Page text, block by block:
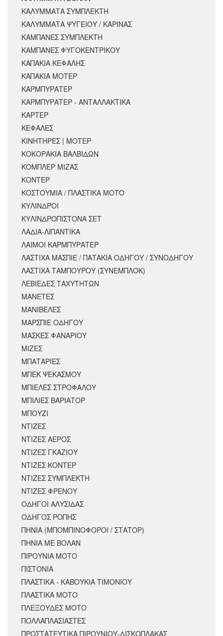
ΚΑΛΥΜΜΑΤΑ ΣΥΜΠΛΕΚΤΗ
ΚΑΛΥΜΜΑΤΑ ΨΥΓΕΙΟΥ / ΚΑΡΙΝΑΣ
ΚΑΜΠΑΝΕΣ ΣΥΜΠΛΕΚΤΗ
ΚΑΜΠΑΝΕΣ ΦΥΓΟΚΕΝΤΡΙΚΟΥ
ΚΑΠΑΚΙΑ ΚΕΦΑΛΗΣ
ΚΑΠΑΚΙΑ ΜΟΤΕΡ
ΚΑΡΜΠΥΡΑΤΕΡ
ΚΑΡΜΠΥΡΑΤΕΡ - ΑΝΤΑΛΛΑΚΤΙΚΑ
ΚΑΡΤΕΡ
ΚΕΦΑΛΕΣ
ΚΙΝΗΤΗΡΕΣ | ΜΟΤΕΡ
ΚΟΚΟΡΑΚΙΑ ΒΑΛΒΙΔΩΝ
ΚΟΜΠΛΕΡ ΜΙΖΑΣ
ΚΟΝΤΕΡ
ΚΟΣΤΟΥΜΙΑ / ΠΛΑΣΤΙΚΑ ΜΟΤΟ
ΚΥΛΙΝΔΡΟΙ
ΚΥΛΙΝΔΡΟΠΙΣΤΟΝΑ ΣΕΤ
ΛΑΔΙΑ-ΛΙΠΑΝΤΙΚΑ
ΛΑΙΜΟΙ ΚΑΡΜΠΥΡΑΤΕΡ
ΛΑΣΤΙΧΑ ΜΑΣΠΙΕ / ΠΑΤΑΚΙΑ ΟΔΗΓΟΥ / ΣΥΝΟΔΗΓΟΥ
ΛΑΣΤΙΧΑ ΤΑΜΠΟΥΡΟΥ (ΣΥΝΕΜΠΛΟΚ)
ΛΕΒΙΕΔΕΣ ΤΑΧΥΤΗΤΩΝ
ΜΑΝΕΤΕΣ
ΜΑΝΙΒΕΛΕΣ
ΜΑΡΣΠΙΕ ΟΔΗΓΟΥ
ΜΑΣΚΕΣ ΦΑΝΑΡΙΟΥ
ΜΙΖΕΣ
ΜΠΑΤΑΡΙΕΣ
ΜΠΕΚ ΨΕΚΑΣΜΟΥ
ΜΠΙΕΛΕΣ ΣΤΡΟΦΑΛΟΥ
ΜΠΙΛΙΕΣ ΒΑΡΙΑΤΟΡ
ΜΠΟΥΖΙ
ΝΤΙΖΕΣ
ΝΤΙΖΕΣ ΑΕΡΟΣ
ΝΤΙΖΕΣ ΓΚΑΖΙΟΥ
ΝΤΙΖΕΣ ΚΟΝΤΕΡ
ΝΤΙΖΕΣ ΣΥΜΠΛΕΚΤΗ
ΝΤΙΖΕΣ ΦΡΕΝΟΥ
ΟΔΗΓΟΙ ΑΛΥΣΙΔΑΣ
ΟΔΗΓΟΣ ΡΟΠΗΣ
ΠΗΝΙΑ (ΜΠΟΜΠΙΝΟΦΟΡΟΙ / ΣΤΑΤΟΡ)
ΠΗΝΙΑ ΜΕ ΒΟΛΑΝ
ΠΙΡΟΥΝΙΑ ΜΟΤΟ
ΠΙΣΤΟΝΙΑ
ΠΛΑΣΤΙΚΑ - ΚΑΒΟΥΚΙΑ ΤΙΜΟΝΙΟΥ
ΠΛΑΣΤΙΚΑ ΜΟΤΟ
ΠΛΕΞΟΥΔΕΣ ΜΟΤΟ
ΠΟΛΛΑΠΛΑΣΙΑΣΤΕΣ
ΠΡΟΣΤΑΤΕΥΤΙΚΑ ΠΙΡΟΥΝΙΟΥ-ΔΙΣΚΟΠΛΑΚΑΣ